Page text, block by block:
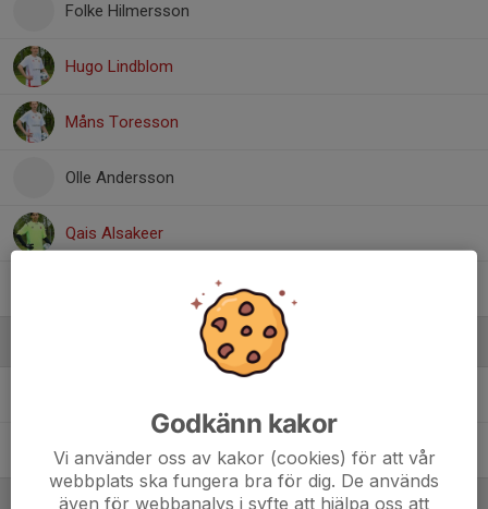
Folke Hilmersson
Hugo Lindblom
Måns Toresson
Olle Andersson
Qais Alsakeer
Hannes LundTränare
Godkänn kakor
Vi använder oss av kakor (cookies) för att vår
webbplats ska fungera bra för dig. De används
även för webbanalys i syfte att hjälpa oss att